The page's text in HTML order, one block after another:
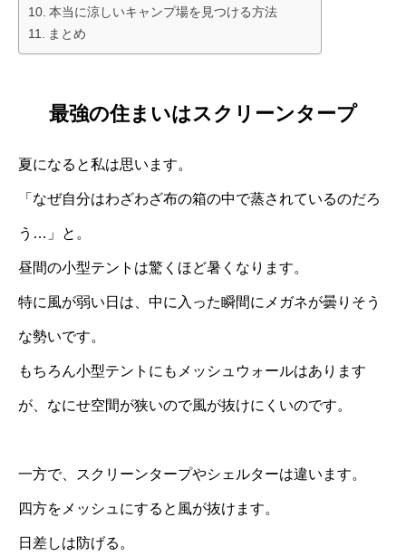
本当に涼しいキャンプ場を見つける方法
まとめ
最強の住まいはスクリーンタープ
夏になると私は思います。
「なぜ自分はわざわざ布の箱の中で蒸されているのだろ
う…」と。
昼間の小型テントは驚くほど暑くなります。
特に風が弱い日は、中に入った瞬間にメガネが曇りそう
な勢いです。
もちろん小型テントにもメッシュウォールはあります
が、なにせ空間が狭いので風が抜けにくいのです。
一方で、スクリーンタープやシェルターは違います。
四方をメッシュにすると風が抜けます。
日差しは防げる。